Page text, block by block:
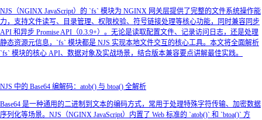
NJS（NGINX JavaScript）的 `fs` 模块为 NGINX 网关层提供了完整的文件系统操作能
力，支持文件读写、目录管理、权限校验、符号链接处理等核心功能，同时兼容同步
API 和异步 Promise API（0.3.9+）。无论是读取配置文件、记录访问日志，还是处理
静态资源元信息，`fs` 模块都是 NJS 实现本地文件交互的核心工具。本文将全面解析
`fs` 模块的核心 API、数据对象及实战场景，结合版本兼容要点讲解最佳实践。
NJS 中的 Base64 编解码：atob() 与 btoa() 全解析
Base64 是一种通用的二进制到文本的编码方式，常用于处理特殊字符传输、加密数据
序列化等场景。NJS（NGINX JavaScript）内置了 Web 标准的 `atob()` 和 `btoa()` 方